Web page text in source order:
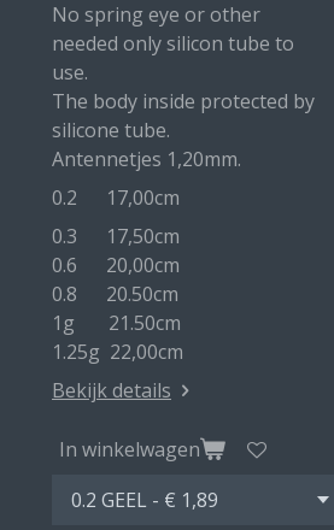
No spring eye or other
needed only silicon tube to
use.
The body inside protected by
silicone tube.
Antennetjes 1,20mm.
0.2 17,00cm
0.3 17,50cm
0.6 20,00cm
0.8 20.50cm
1g 21.50cm
1.25g 22,00cm
Bekijk details
In winkelwagen